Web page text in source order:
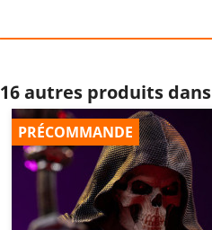
16 autres produits
PRÉCOMMANDE